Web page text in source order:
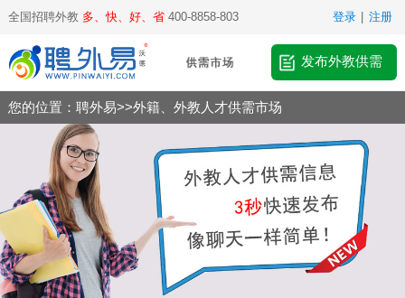
全国招聘外教 多、快、好、省400-8858-803 登录 注册
发布外教供需
您的位置： 聘外易>>外籍、外教人才供需市场